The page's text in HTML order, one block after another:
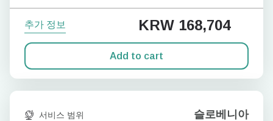
추가 정보 KRW 168,704
Add to cart
서비스 범위 슬로베니아